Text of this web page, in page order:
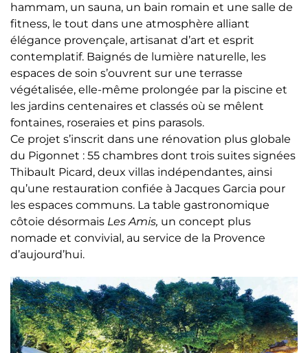
hammam, un sauna, un bain romain et une salle de
fitness, le tout dans une atmosphère alliant
élégance provençale, artisanat d’art et esprit
contemplatif. Baignés de lumière naturelle, les
espaces de soin s’ouvrent sur une terrasse
végétalisée, elle-même prolongée par la piscine et
les jardins centenaires et classés où se mêlent
fontaines, roseraies et pins parasols.
Ce projet s’inscrit dans une rénovation plus globale
du Pigonnet : 55 chambres dont trois suites signées
Thibault Picard, deux villas indépendantes, ainsi
qu’une restauration confiée à Jacques Garcia pour
les espaces communs. La table gastronomique
côtoie désormais Les Amis, un concept plus
nomade et convivial, au service de la Provence
d’aujourd’hui.